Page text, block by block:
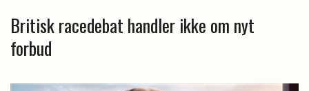
Britisk racedebat handler ikke om nyt
forbud